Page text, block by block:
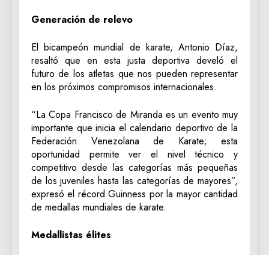
Generación de relevo
El bicampeón mundial de karate, Antonio Díaz,
resaltó que en esta justa deportiva develó el
futuro de los atletas que nos pueden representar
en los próximos compromisos internacionales.
“La Copa Francisco de Miranda es un evento muy
importante que inicia el calendario deportivo de la
Federación Venezolana de Karate; esta
oportunidad permite ver el nivel técnico y
competitivo desde las categorías más pequeñas
de los juveniles hasta las categorías de mayores”,
expresó el récord Guinness por la mayor cantidad
de medallas mundiales de karate.
Medallistas élites